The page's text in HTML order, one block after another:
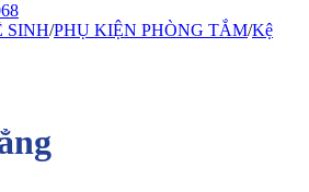
SINH/PHỤ KIỆN PHÒNG TẮM/Kệ